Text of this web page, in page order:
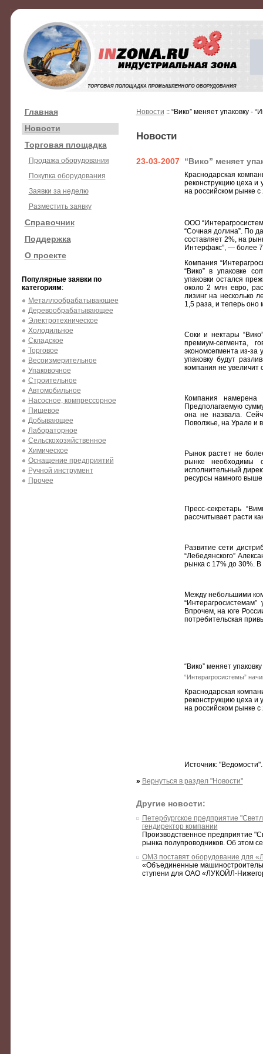
Главная
Новости
Торговая площадка
Продажа оборудования
Покупка оборудования
Заявки за неделю
Разместить заявку
Справочник
Поддержка
О проекте
Популярные заявки по
категориям:
Металлообрабатывающее
Деревообрабатывающее
Электротехническое
Холодильное
Складское
Торговое
Весоизмерительное
Упаковочное
Строительное
Автомобильное
Насосное, компрессорное
Пищевое
Добывающее
Лабораторное
Сельскохозяйственное
Химическое
Оснащение предприятий
Ручной инструмент
Прочее
Новости :: “Вико” меняет упаковку -
Новости
23-03-2007 “Вико” меняет
Краснодарская
реконструкцию цеха и
на российском рынке с
ООО
“Сочная долина”. По
составляет 2%, на
Интерфакс”, — более
Компания
“Вико” в упаковке
упаковки остался
около 2 млн евро,
лизинг на несколько
1,5 раза, и теперь оно
Соки и нектары
премиум-сегмента,
экономсегмента из-за
упаковку будут
компания не увеличит
Компания
Предполагаемую
она не назвала.
Поволжье, на Урале и
Рынок растет не
рынке необходимы
исполнительный
ресурсы намного
Пресс-секретарь
рассчитывает расти
Развитие сети
“Лебедянского”
рынка с 17% до 30%.
Между небольшими
Впрочем, на юге
потребительская
“Вико” меняет упаковку
“Интерагросистемы”
Краснодарская
реконструкцию цеха и
на российском рынке
Источник:
» Вернуться в раздел "Новости"
Другие новости:
Петербургское предприятие
гендиректор компании
Производственное предприятие
рынка полупроводников. Об этом
ОМЗ поставят оборудование для
«Объединенные
ступени для ОАО «ЛУКОЙЛ-